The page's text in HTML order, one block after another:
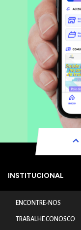
INSTITUCIONAL
ENCONTRE-NOS
TRABALHE CONOSCO